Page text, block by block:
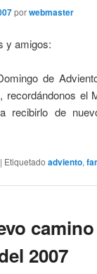
porwebmaster
y amigos:
de
el
recibirlo de
| Etiquetado adviento,
2007